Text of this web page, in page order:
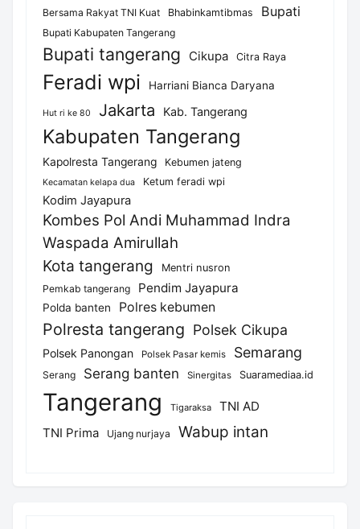
Bersama Rakyat TNI Kuat Bhabinkamtibmas Bupati
Bupati Kabupaten Tangerang
Bupati tangerang Cikupa Citra Raya
Feradi wpi Harriani Bianca Daryana
Hut ri ke 80 Jakarta Kab. Tangerang
Kabupaten Tangerang
Kapolresta Tangerang Kebumen jateng
Kecamatan kelapa dua Ketum feradi wpi
Kodim Jayapura
Kombes Pol Andi Muhammad Indra
Waspada Amirullah
Kota tangerang
Mentri nusron
Pemkab tangerang
Pendim Jayapura
Polda banten Polres kebumen
Polresta tangerang Polsek Cikupa
Polsek Panongan Polsek Pasar kemis Semarang
Serang Serang banten Sinergitas Suaramediaa.id
Tangerang Tigaraksa
TNI AD
TNI Prima
Ujang nurjaya Wabup intan